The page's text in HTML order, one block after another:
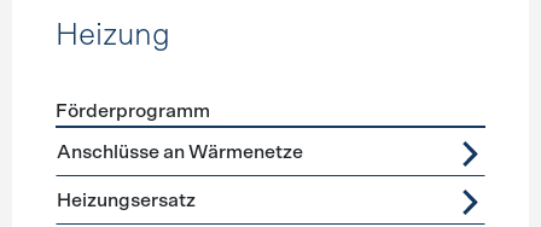
Heizung
Förderprogramme
Förderprogramm
Anschlüsse an Wärmenetze
Heizungsersatz